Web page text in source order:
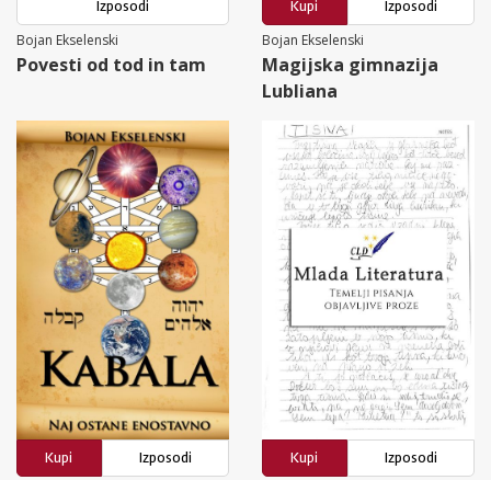
Izposodi
Bojan Ekselenski
Povesti od tod in tam
Kupi
Izposodi
Bojan Ekselenski
Magijska gimnazija
Lubliana
Kupi
Izposodi
Kupi
Izposodi